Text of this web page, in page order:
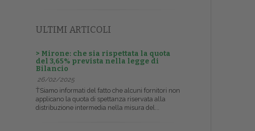
ULTIMI ARTICOLI
> Mirone: che sia rispettata la quota
del 3,65% prevista nella legge di
Bilancio
26/02/2025
ŤSiamo informati del fatto che alcuni fornitori non
applicano la quota di spettanza riservata alla
distribuzione intermedia nella misura del...